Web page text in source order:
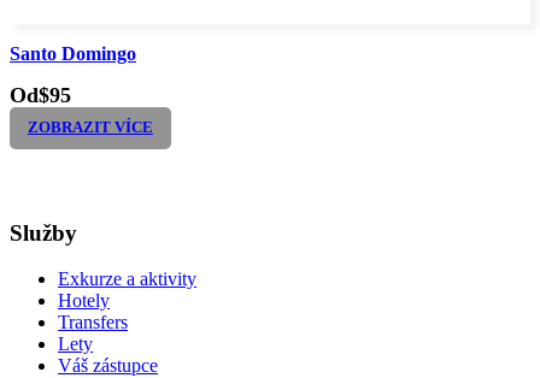
Santo Domingo
Od$95
ZOBRAZIT VÍCE
Služby
Exkurze a aktivity
Hotely
Transfers
Lety
Váš zástupce